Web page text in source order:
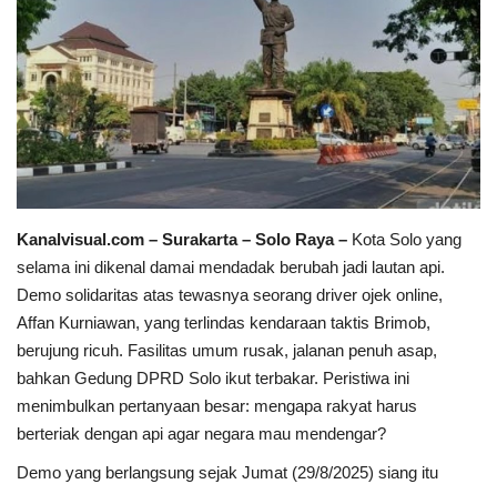
Solo Raya
Sumsel
Kalbar
News
Jawa Barat
Riau
Kanalvisual.com – Surakarta – Solo Raya – Kota Solo yang
selama ini dikenal damai mendadak berubah jadi lautan api.
Demo solidaritas atas tewasnya seorang driver ojek online,
Affan Kurniawan, yang terlindas kendaraan taktis Brimob,
berujung ricuh. Fasilitas umum rusak, jalanan penuh asap,
bahkan Gedung DPRD Solo ikut terbakar. Peristiwa ini
menimbulkan pertanyaan besar: mengapa rakyat harus
berteriak dengan api agar negara mau mendengar?
Demo yang berlangsung sejak Jumat (29/8/2025) siang itu